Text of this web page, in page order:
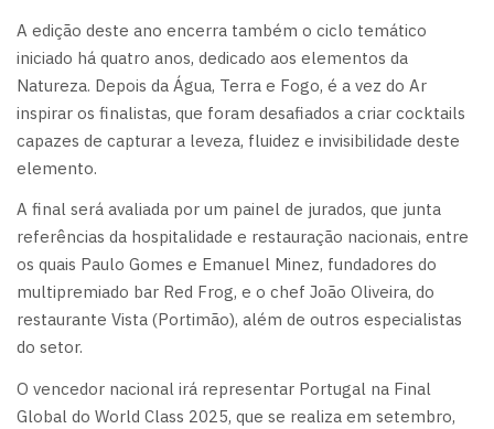
A edição deste ano encerra também o ciclo temático
iniciado há quatro anos, dedicado aos elementos da
Natureza. Depois da Água, Terra e Fogo, é a vez do Ar
inspirar os finalistas, que foram desafiados a criar cocktails
capazes de capturar a leveza, fluidez e invisibilidade deste
elemento.
A final será avaliada por um painel de jurados, que junta
referências da hospitalidade e restauração nacionais, entre
os quais Paulo Gomes e Emanuel Minez, fundadores do
multipremiado bar Red Frog, e o chef João Oliveira, do
restaurante Vista (Portimão), além de outros especialistas
do setor.
O vencedor nacional irá representar Portugal na Final
Global do World Class 2025, que se realiza em setembro,